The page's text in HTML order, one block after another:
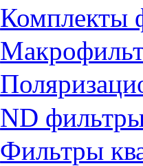
Комплекты
ND
Фильтры